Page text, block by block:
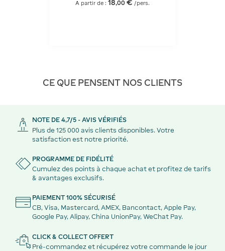
A partir de :18,00 € /pers.
CE QUE PENSENT NOS CLIENTS
NOTE DE 4,7/5 - AVIS VÉRIFIÉS
Plus de 125 000 avis clients disponibles. Votre
satisfaction est notre priorité.
PROGRAMME DE FIDÉLITÉ
Cumulez des points à chaque achat et profitez de tarifs
& avantages exclusifs.
PAIEMENT 100% SÉCURISÉ
CB, Visa, Mastercard, AMEX, Bancontact, Apple Pay,
Google Pay, Alipay, China UnionPay, WeChat Pay.
CLICK & COLLECT OFFERT
Pré-commandez et récupérez votre commande le jour